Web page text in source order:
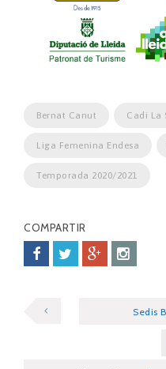
Bernat Canut Cadi La
Liga Femenina Endesa
Temporada 2020/2021
COMPARTIR
Sedis